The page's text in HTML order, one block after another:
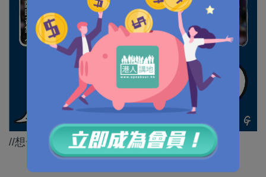
//想一句唔知就算數？//